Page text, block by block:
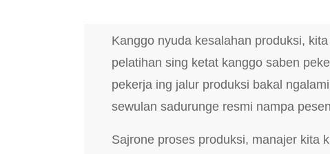
Kanggo nyuda kesalahan produksi,
pelatihan sing ketat kanggo saben
pekerja ing jalur produksi bakal
sewulan sadurunge resmi nampa
Sajrone proses produksi, manajer kita